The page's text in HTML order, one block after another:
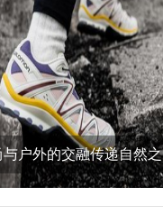
与户外的交融传递自然之
意，salomon